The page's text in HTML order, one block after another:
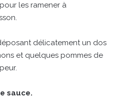
les ramener à
délicatement un dos
et quelques pommes de
sauce.